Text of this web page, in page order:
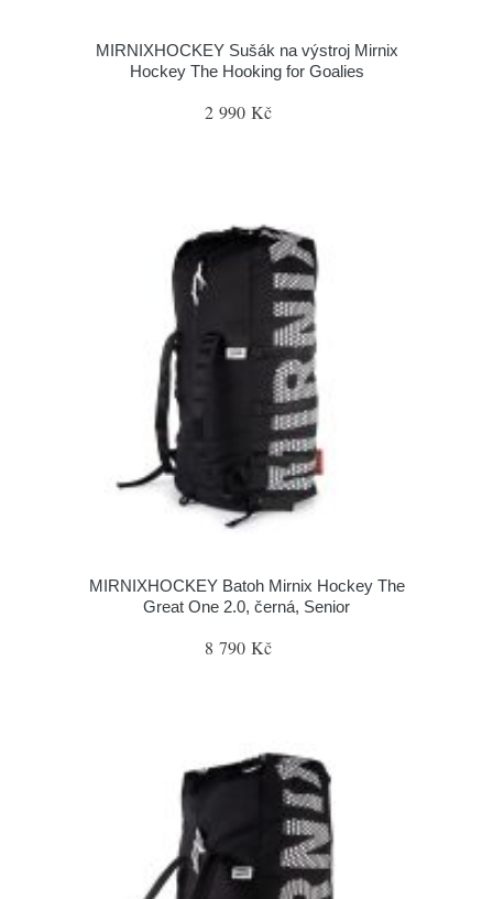
MIRNIXHOCKEY Sušák na výstroj Mirnix
Hockey The Hooking for Goalies
2 990 Kč
MIRNIXHOCKEY Batoh Mirnix Hockey The
Great One 2.0, černá, Senior
8 790 Kč